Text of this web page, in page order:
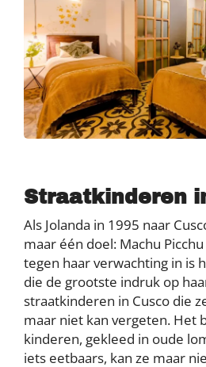
Straatkinderen
Als Jolanda in 1995 naar
maar één doel: Machu
tegen haar verwachting in is
die de grootste indruk op
straatkinderen in Cusco die
maar niet kan vergeten. Het
kinderen, gekleed in oude
iets eetbaars, kan ze maar